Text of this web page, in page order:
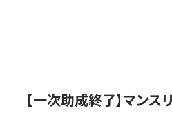
【一次助成終了】マン